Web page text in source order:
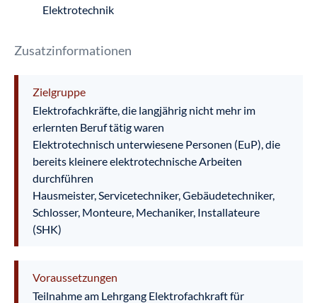
Elektrotechnik
Zusatzinformationen
Zielgruppe
Elektrofachkräfte, die langjährig nicht mehr im
erlernten Beruf tätig waren
Elektrotechnisch unterwiesene Personen (EuP), die
bereits kleinere elektrotechnische Arbeiten
durchführen
Hausmeister, Servicetechniker, Gebäudetechniker,
Schlosser, Monteure, Mechaniker, Installateure
(SHK)
Voraussetzungen
Teilnahme am Lehrgang Elektrofachkraft für